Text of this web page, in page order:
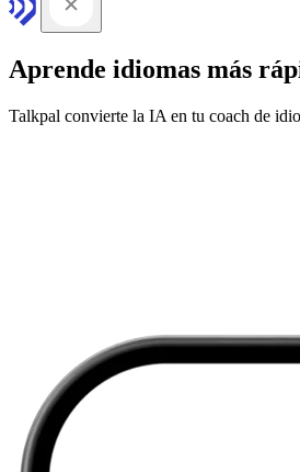
Aprende idiomas más
Talkpal convierte la IA en tu coach de